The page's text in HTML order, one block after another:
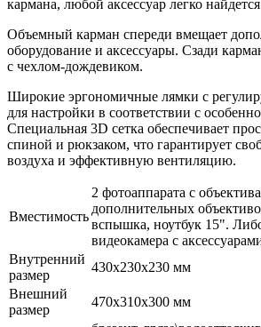
кармана, любой аксессуар легко
Объемный карман спереди вмещает
оборудование и аксессуары. Сзади
с чехлом-дождевиком.
Широкие эргономичные лямки с
для настройки в соответствии с
Специальная 3D сетка обеспечивает
спиной и рюкзаком, что гарантирует
воздуха и эффективную вентиляцию.
Вместимость
2 фотоаппарата с
дополнительных
вспышка, ноутбук 15".
видеокамера с
Внутренний
размер
430х230х230 мм
Внешний
размер
470х310х300 мм